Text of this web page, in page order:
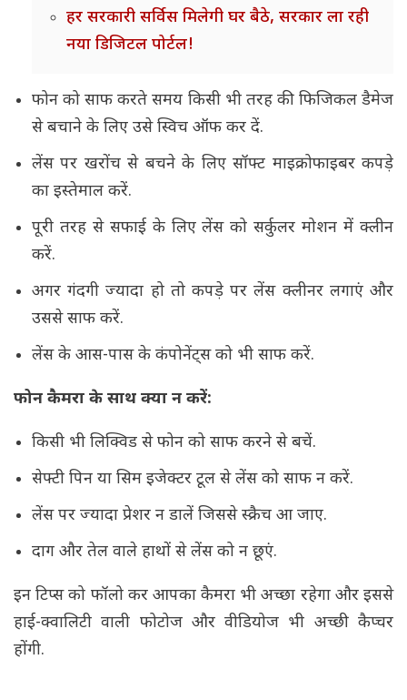
हर सरकारी सर्विस मिलेगी घर बैठे, सरकार ला रही
नया डिजिटल पोर्टल!
फोन को साफ करते समय किसी भी तरह की फिजिकल डैमेज
से बचाने के लिए उसे स्विच ऑफ कर दें.
लेंस पर खरोंच से बचने के लिए सॉफ्ट माइक्रोफाइबर कपड़े
का इस्तेमाल करें.
पूरी तरह से सफाई के लिए लेंस को सर्कुलर मोशन में क्लीन
करें.
अगर गंदगी ज्यादा हो तो कपड़े पर लेंस क्लीनर लगाएं और
उससे साफ करें.
लेंस के आस-पास के कंपोनेंट्स को भी साफ करें.
फोन कैमरा के साथ क्या न करें:
किसी भी लिक्विड से फोन को साफ करने से बचें.
सेफ्टी पिन या सिम इजेक्टर टूल से लेंस को साफ न करें.
लेंस पर ज्यादा प्रेशर न डालें जिससे स्क्रैच आ जाए.
दाग और तेल वाले हाथों से लेंस को न छूएं.
इन टिप्स को फॉलो कर आपका कैमरा भी अच्छा रहेगा और इससे
हाई-क्वालिटी वाली फोटोज और वीडियोज भी अच्छी कैप्चर
होंगी.